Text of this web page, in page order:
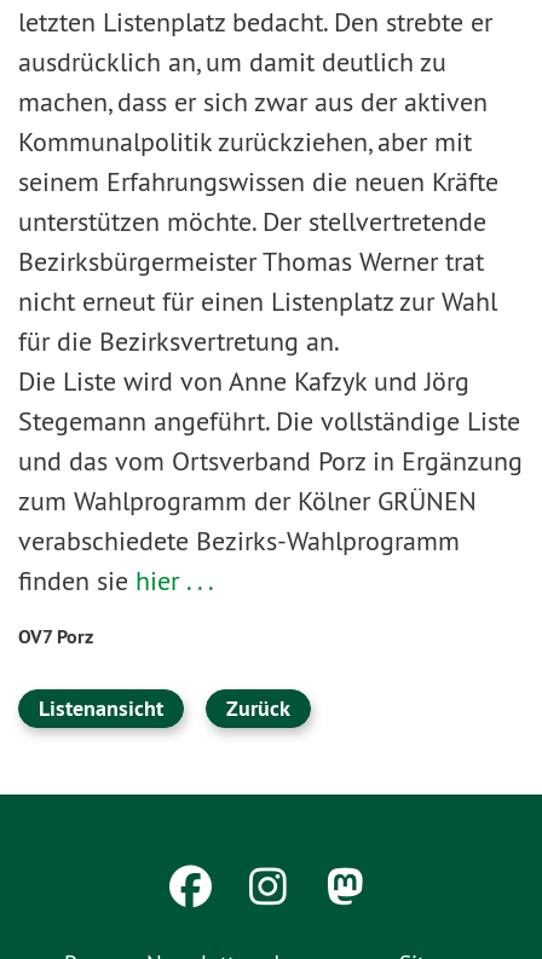
letzten Listenplatz bedacht. Den strebte er
ausdrücklich an, um damit deutlich zu
machen, dass er sich zwar aus der aktiven
Kommunalpolitik zurückziehen, aber mit
seinem Erfahrungswissen die neuen Kräfte
unterstützen möchte. Der stellvertretende
Bezirksbürgermeister Thomas Werner trat
nicht erneut für einen Listenplatz zur Wahl
für die Bezirksvertretung an.
Die Liste wird von Anne Kafzyk und Jörg
Stegemann angeführt. Die vollständige Liste
und das vom Ortsverband Porz in Ergänzung
zum Wahlprogramm der Kölner GRÜNEN
verabschiedete Bezirks-Wahlprogramm
finden sie hier . . .
OV7 Porz
Listenansicht Zurück